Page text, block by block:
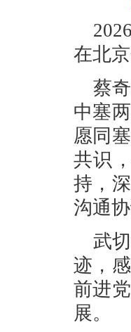
在北
蔡
中塞
愿同
共识
持，
沟通
武
迹，
前进
展。